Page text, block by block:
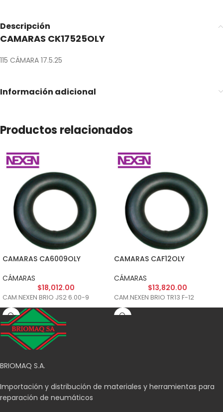
Descripción
CAMARAS CK17525OLY
115 CÁMARA 17.5.25
Información adicional
Productos relacionados
CAMARAS CA6009OLY
CÁMARAS
$18,012.00
CAM.NEXEN BRIO JS2 6.00-9
CAMARAS CAF12OLY
CÁMARAS
$13,820.00
CAM.NEXEN BRIO TR13 F-12
BRIOMAQ S.A.
Importación y distribución de materiales y herramientas para
reparación de neumáticos